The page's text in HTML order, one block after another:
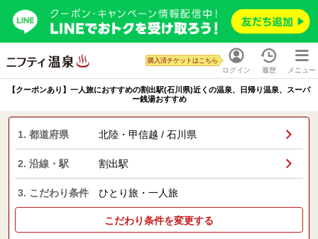
ログイン
購入済チケットはこちら
履歴 メニュー
【クーポンあり】一人旅におすすめの割出駅(石川県)近くの温泉、日帰り温泉、スーパ
ー銭湯おすすめ
1. 都道府県 北陸・甲信越 / 石川県
2. 沿線・駅 割出駅
3. こだわり条件 ひとり旅・一人旅
こだわり条件を変更する